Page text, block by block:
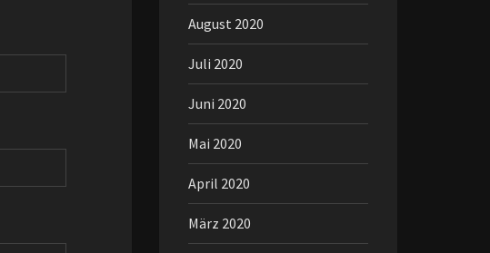
August 2020
Juli 2020
Juni 2020
Mai 2020
April 2020
März 2020